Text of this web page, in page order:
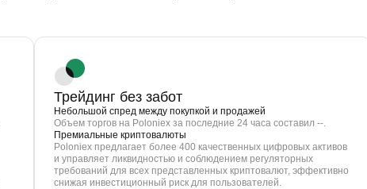
Трейдинг без забот
Небольшой спред между покупкой и продажей
Объем торгов на Poloniex за последние 24 часа составил --.
Премиальные криптовалюты
Poloniex предлагает более 400 качественных цифровых активов
и управляет ликвидностью и соблюдением регуляторных
требований для всех представленных криптовалют, эффективно
снижая инвестиционный риск для пользователей.